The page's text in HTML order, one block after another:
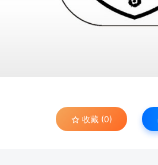
收藏 (0)